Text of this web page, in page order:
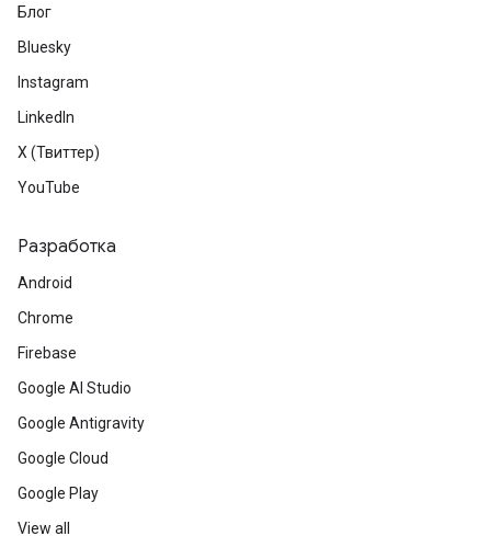
Блог
Bluesky
Instagram
LinkedIn
X (Твиттер)
YouTube
Разработка
Android
Chrome
Firebase
Google AI Studio
Google Antigravity
Google Cloud
Google Play
View all